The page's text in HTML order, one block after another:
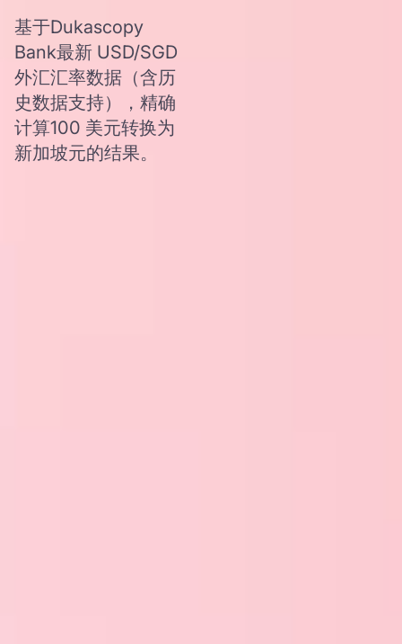
基于Dukascopy
Bank最新 USD/SGD
外汇汇率数据（含历
史数据支持），精确
计算100 美元转换为
新加坡元的结果。